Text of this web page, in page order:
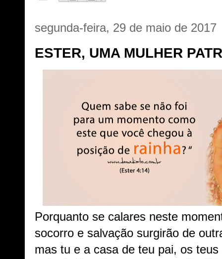
segunda-feira, 29 de maio de 2017
ESTER, UMA MULHER
Porquanto se calares neste
socorro e salvação surgirão de
mas tu e a casa de teu pai, os